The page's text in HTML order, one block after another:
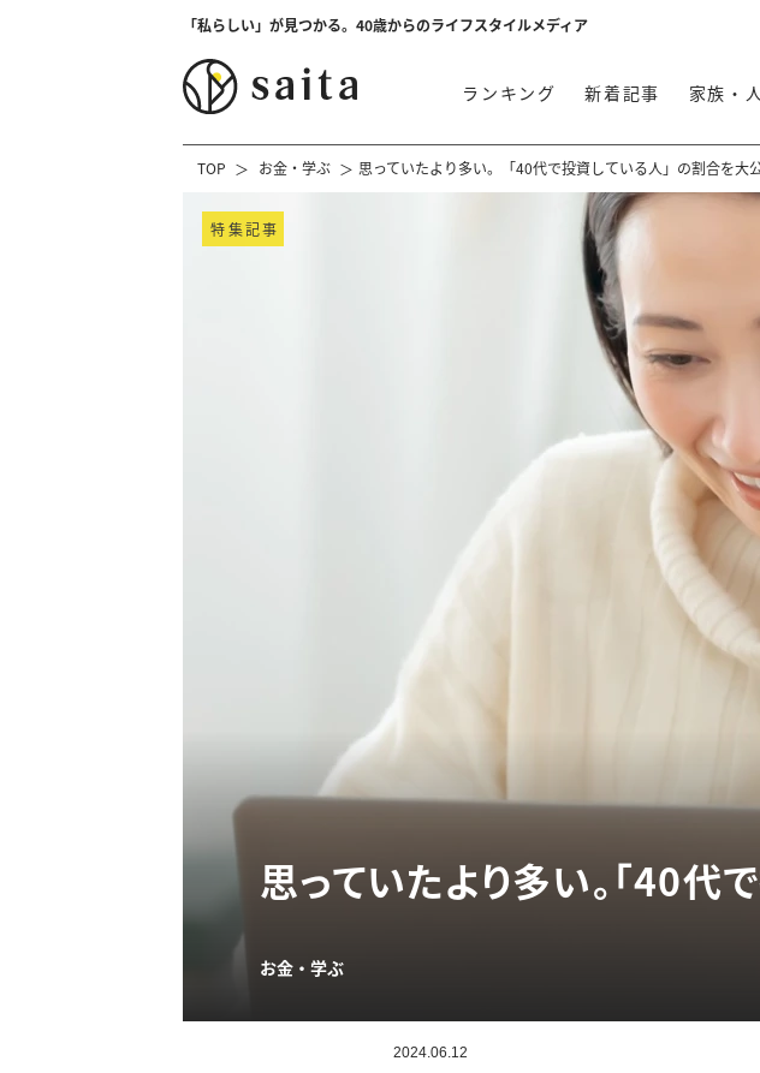
「私らしい」が見つかる。40歳からのライフスタイルメディア
ランキング 新着記事 家族・
TOP お金・学ぶ 思っていたより多い。「40代で投資している人」の割合を大
特集記事
思っていたより多い。「40代
お金・学ぶ
2024.06.12